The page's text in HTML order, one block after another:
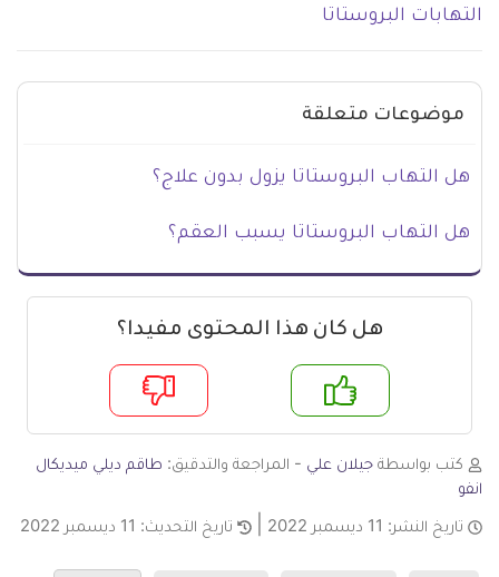
التهابات البروستاتا
موضوعات متعلقة
هل التهاب البروستاتا يزول بدون علاج؟
هل التهاب البروستاتا يسبب العقم؟
هل كان هذا المحتوى مفيدا؟
لا
كتب بواسطة جيلان علي - المراجعة والتدقيق: طاقم ديلي ميديكال
انفو
تاريخ النشر: 11 ديسمبر 2022 تاريخ التحديث: 11 ديسمبر 2022